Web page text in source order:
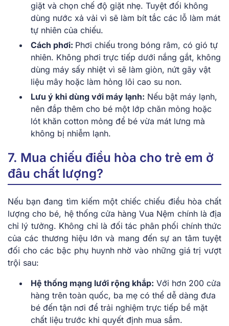
giặt và chọn chế độ giặt nhẹ. Tuyệt đối không
dùng nước xả vải vì sẽ làm bít tắc các lỗ làm mát
tự nhiên của chiếu.
Cách phơi: Phơi chiếu trong bóng râm, có gió tự
nhiên. Không phơi trực tiếp dưới nắng gắt, không
dùng máy sấy nhiệt vì sẽ làm giòn, nứt gãy vật
liệu mây hoặc làm hỏng lõi cao su non.
Lưu ý khi dùng với máy lạnh: Nếu bật máy lạnh,
nên đắp thêm cho bé một lớp chăn mỏng hoặc
lót khăn cotton mỏng để bé vừa mát lưng mà
không bị nhiễm lạnh.
7. Mua chiếu điều hòa cho trẻ em ở
đâu chất lượng?
Nếu bạn đang tìm kiếm một chiếc chiếu điều hòa chất
lượng cho bé, hệ thống cửa hàng Vua Nệm chính là địa
chỉ lý tưởng. Không chỉ là đối tác phân phối chính thức
của các thương hiệu lớn và mang đến sự an tâm tuyệt
đối cho các bậc phụ huynh nhờ vào những giá trị vượt
trội sau:
Hệ thống mạng lưới rộng khắp: Với hơn 200 cửa
hàng trên toàn quốc, ba mẹ có thể dễ dàng đưa
bé đến tận nơi để trải nghiệm trực tiếp bề mặt
chất liệu trước khi quyết định mua sắm.